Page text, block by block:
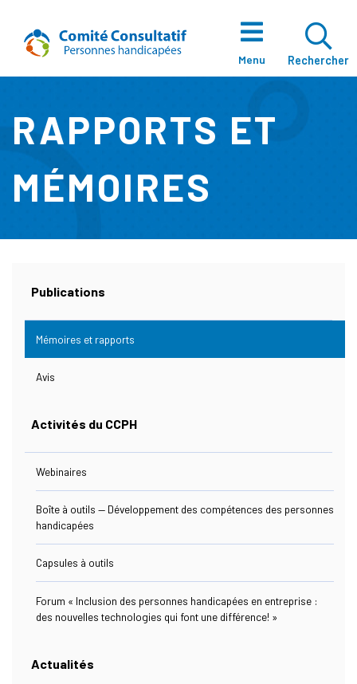
Accueil
Menu
À Propos
Enjeux
Nous Joindre
Will Open In A New Window)
Will Open In A New Window)
Rechercher
Ouvrir La
RAPPORTS ET
MÉMOIRES
Publications
Mémoires et rapports
(actuellement sélectionnée)
Avis
Activités du CCPH
Webinaires
Boîte à outils — Développement des compétences des personnes
handicapées
Capsules à outils
Forum « Inclusion des personnes handicapées en entreprise :
des nouvelles technologies qui font une différence! »
Actualités